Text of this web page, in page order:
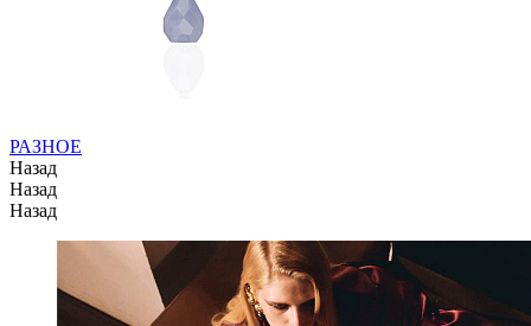
РАЗНОЕ
Назад
Назад
Назад